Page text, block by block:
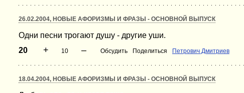
26.02.2004, НОВЫЕ АФОРИЗМЫ И ФРАЗЫ - ОСНОВНОЙ ВЫПУСК
Одни песни трогают душу - другие уши.
20
+ 10 – Обсудить Поделиться Петрович Дмитриев
18.04.2004, НОВЫЕ АФОРИЗМЫ И ФРАЗЫ - ОСНОВНОЙ ВЫПУСК